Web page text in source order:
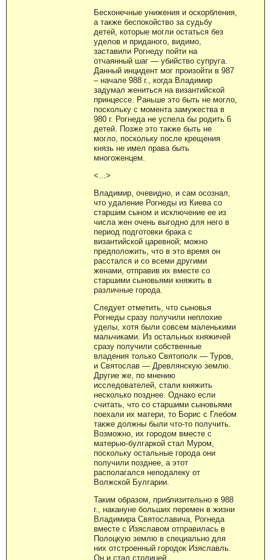
Бесконечные унижения и оскорбления,
а также беспокойство за судьбу
детей, которые могли остаться без
уделов и приданого, видимо,
заставили Рогнеду пойти на
отчаянный шаг — убийство супруга.
Данный инцидент мог произойти в 987
– начале 988 г., когда Владимир
задумал жениться на византийской
принцессе. Раньше это быть не могло,
поскольку с момента замужества в
980 г. Рогнеда не успела бы родить 6
детей. Позже это также быть не
могло, поскольку после крещения
князь не имел права быть
многоженцем.
<...>
Владимир, очевидно, и сам осознал,
что удаление Рогнеды из Киева со
старшим сыном и исключение ее из
числа жен очень выгодно для него в
период подготовки брака с
византийской царевной; можно
предположить, что в это время он
расстался и со всеми другими
женами, отправив их вместе со
старшими сыновьями княжить в
различные города.
Следует отметить, что сыновья
Рогнеды сразу получили неплохие
уделы, хотя были совсем маленькими
мальчиками. Из остальных княжичей
сразу получили собственные
владения только Святополк — Туров,
и Святослав — Древлянскую землю.
Другие же, по мнению
исследователей, стали княжить
несколько позднее. Однако если
считать, что со старшими сыновьями
поехали их матери, то Борис с Глебом
также должны были что-то получить.
Возможно, их городом вместе с
матерью-булгаркой стал Муром,
поскольку остальные города они
получили позднее, а этот
располагался неподалеку от
Волжской Булгарии.
Таким образом, приблизительно в 988
г., накануне больших перемен в жизни
Владимира Святославича, Рогнеда
вместе с Изяславом отправилась в
Полоцкую землю в специально для
них отстроенный городок Изяславль.
Он и стал столицей